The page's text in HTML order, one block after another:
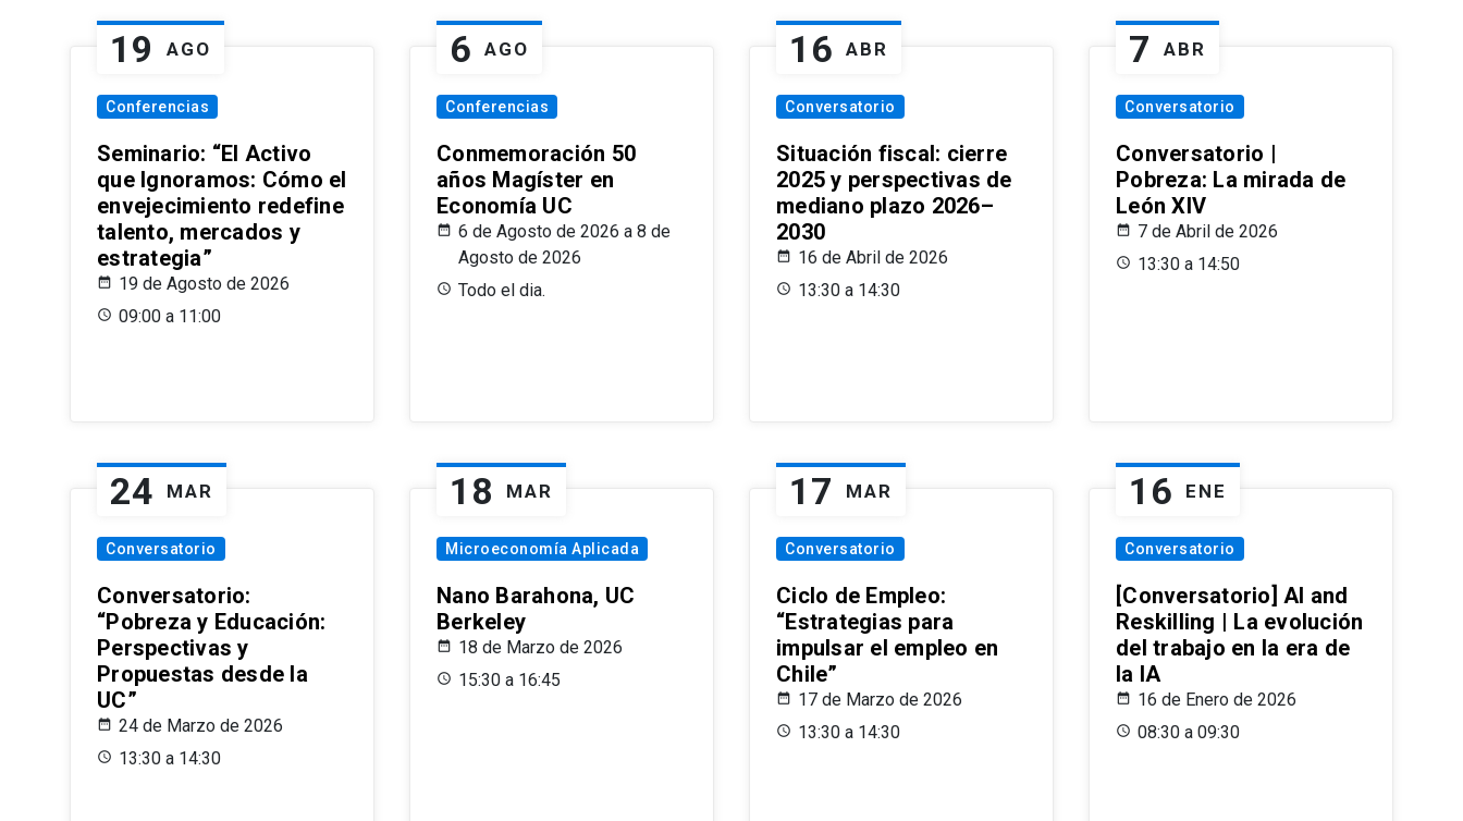
19 AGO
Conferencias
Seminario: “El Activo
que Ignoramos: Cómo el
envejecimiento redefine
talento, mercados y
estrategia”
19 de Agosto de 2026
09:00 a 11:00
6 AGO
Conferencias
Conmemoración 50
años Magíster en
Economía UC
6 de Agosto de 2026 a 8 de
Agosto de 2026
Todo el dia.
16 ABR
Conversatorio
Situación fiscal: cierre
2025 y perspectivas de
mediano plazo 2026–
2030
16 de Abril de 2026
13:30 a 14:30
7 ABR
Conversatorio
Conversatorio |
Pobreza: La mirada de
León XIV
7 de Abril de 2026
13:30 a 14:50
24 MAR
Conversatorio
Conversatorio:
“Pobreza y Educación:
Perspectivas y
Propuestas desde la
UC”
24 de Marzo de 2026
13:30 a 14:30
18 MAR
Microeconomía Aplicada
Nano Barahona, UC
Berkeley
18 de Marzo de 2026
15:30 a 16:45
17 MAR
Conversatorio
Ciclo de Empleo:
“Estrategias para
impulsar el empleo en
Chile”
17 de Marzo de 2026
13:30 a 14:30
16 ENE
Conversatorio
[Conversatorio] AI and
Reskilling | La evolución
del trabajo en la era de
la IA
16 de Enero de 2026
08:30 a 09:30